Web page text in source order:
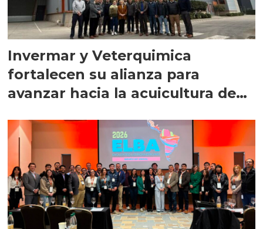
Invermar y Veterquimica
fortalecen su alianza para
avanzar hacia la acuicultura de